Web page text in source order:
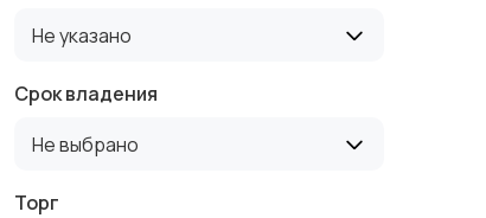
Не указано
Срок владения
Не выбрано
Торг